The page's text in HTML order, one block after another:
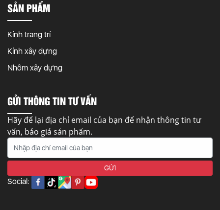
SẢN PHẨM
Kính trang trí
Kính xây dựng
Nhôm xây dựng
GỬI THÔNG TIN TƯ VẤN
Hãy để lại địa chỉ email của bạn để nhận thông tin tư
vấn, báo giá sản phẩm.
Social: